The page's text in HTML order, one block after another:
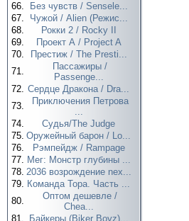
66.
Без чувств / Sensele...
67.
Чужой / Alien (Режис...
68.
Рокки 2 / Rocky II
69.
Проект А / Project A
70.
Престиж / The Presti...
71.
Пассажиры /
Passenge...
72. Сердце Дракона / Dra...
73.
Приключения Петрова
...
74.
Судья/The Judge
75. Оружейный барон / Lo...
76.
Рэмпейдж / Rampage
77. Мег: Монстр глубины ...
78. 2036 возрождение nex...
79. Команда Тора. Часть ...
80.
Оптом дешевле /
Chea...
81.
Байкеры (Biker Boyz)...